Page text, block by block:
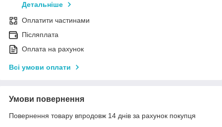
Детальніше
Оплатити частинами
Післяплата
Оплата на рахунок
Всі умови оплати
Умови повернення
Повернення товару впродовж 14 днів за рахунок покупця